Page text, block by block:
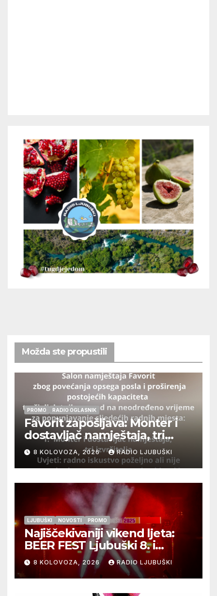
Možda ste propustili
PROMO RADIO OGLASNIK
Favorit zapošljava: Monter i
dostavljač namještaja, tri
izvršitelja
8 KOLOVOZA, 2026 RADIO LJUBUŠKI
LJUBUŠKI NOVOSTI PROMO
Najiščekivaniji vikend ljeta:
BEER FEST Ljubuški 8. i
9.kolovoza
8 KOLOVOZA, 2026 RADIO LJUBUŠKI